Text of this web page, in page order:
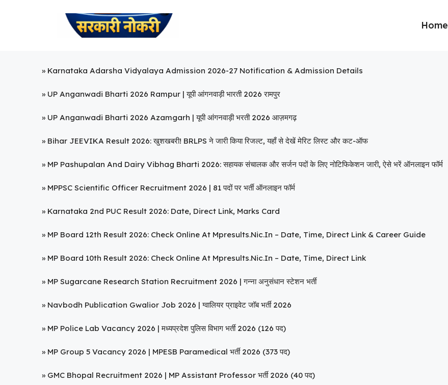
Home
» Karnataka Adarsha Vidyalaya Admission 2026-27 Notification & Admission Details
» UP Anganwadi Bharti 2026 Rampur | यूपी आंगनवाड़ी भारती 2026 रामपुर
» UP Anganwadi Bharti 2026 Azamgarh | यूपी आंगनवाड़ी भरती 2026 आज़मगढ़
» Bihar JEEVIKA Result 2026: खुशखबरी! BRLPS ने जारी किया रिजल्ट, यहाँ से देखें मेरिट लिस्ट और कट-ऑफ
» MP Pashupalan And Dairy Vibhag Bharti 2026: सहायक संचालक और सर्जन पदों के लिए नोटिफिकेशन जारी, ऐसे भरें ऑनलाइन फॉर्म
» MPPSC Scientific Officer Recruitment 2026 | 81 पदों पर भर्ती ऑनलाइन फॉर्म
» Karnataka 2nd PUC Result 2026: Date, Direct Link, Marks Card
» MP Board 12th Result 2026: Check Online At Mpresults.nic.in – Date, Time, Direct Link & Career Guide
» MP Board 10th Result 2026: Check Online At Mpresults.nic.in – Date, Time, Direct Link
» MP Sugarcane Research Station Recruitment 2026 | गन्ना अनुसंधान स्टेशन भर्ती
» Navbodh Publication Gwalior Job 2026 | ग्वालियर प्राइवेट जॉब भर्ती 2026
» MP Police Lab Vacancy 2026 | मध्यप्रदेश पुलिस विभाग भर्ती 2026 (126 पद)
» MP Group 5 Vacancy 2026 | MPESB Paramedical भर्ती 2026 (373 पद)
» GMC Bhopal Recruitment 2026 | MP Assistant Professor भर्ती 2026 (40 पद)